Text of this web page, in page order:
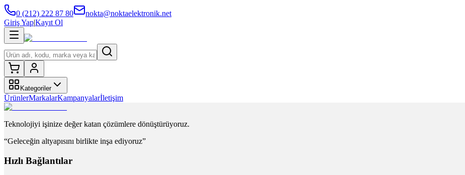
0 (212) 222 87 80
nokta@noktaelektronik.net
Giriş Yap|Kayıt Ol
Kategoriler
ÜrünlerMarkalarKampanyalarİletişim
Teknolojiyi işinize değer katan çözümlere dönüştürüyoruz.
“Geleceğin altyapısını birlikte inşa ediyoruz”
Hızlı Bağlantılar